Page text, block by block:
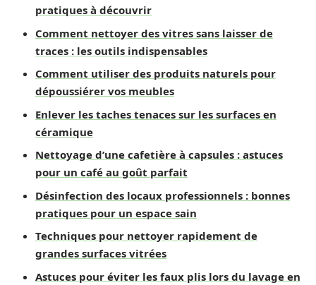
pratiques à découvrir
Comment nettoyer des vitres sans laisser de
traces : les outils indispensables
Comment utiliser des produits naturels pour
dépoussiérer vos meubles
Enlever les taches tenaces sur les surfaces en
céramique
Nettoyage d’une cafetière à capsules : astuces
pour un café au goût parfait
Désinfection des locaux professionnels : bonnes
pratiques pour un espace sain
Techniques pour nettoyer rapidement de
grandes surfaces vitrées
Astuces pour éviter les faux plis lors du lavage en